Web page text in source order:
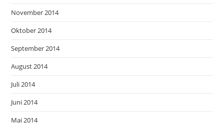
November 2014
Oktober 2014
September 2014
August 2014
Juli 2014
Juni 2014
Mai 2014